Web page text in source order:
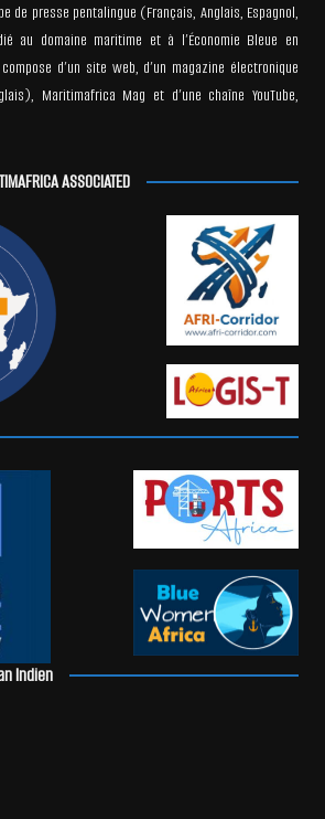
de presse pentalingue (Français, Anglais, Espagnol,
au domaine maritime et à l’Économie Bleue en
d’un site web, d’un magazine électronique
Maritimafrica Mag et d’une chaîne YouTube,
ASSOCIATED
Indien